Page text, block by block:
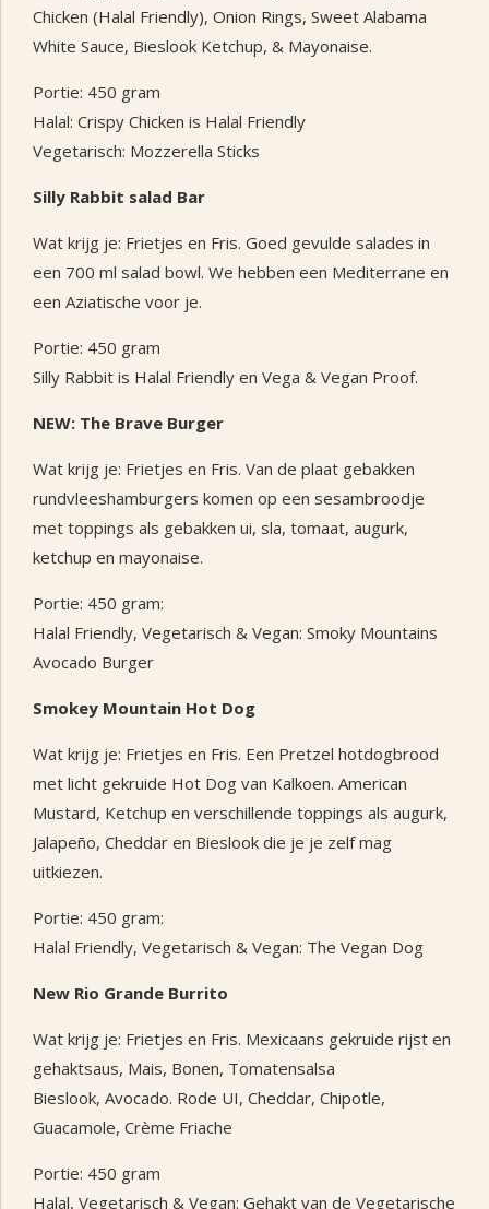
Chicken (Halal Friendly), Onion Rings, Sweet Alabama
White Sauce, Bieslook Ketchup, & Mayonaise.
Portie: 450 gram
Halal: Crispy Chicken is Halal Friendly
Vegetarisch: Mozzerella Sticks
Silly Rabbit salad Bar
Wat krijg je: Frietjes en Fris. Goed gevulde salades in
een 700 ml salad bowl. We hebben een Mediterrane en
een Aziatische voor je.
Portie: 450 gram
Silly Rabbit is Halal Friendly en Vega & Vegan Proof.
NEW: The Brave Burger
Wat krijg je: Frietjes en Fris. Van de plaat gebakken
rundvleeshamburgers komen op een sesambroodje
met toppings als gebakken ui, sla, tomaat, augurk,
ketchup en mayonaise.
Portie: 450 gram:
Halal Friendly, Vegetarisch & Vegan: Smoky Mountains
Avocado Burger
Smokey Mountain Hot Dog
Wat krijg je: Frietjes en Fris. Een Pretzel hotdogbrood
met licht gekruide Hot Dog van Kalkoen. American
Mustard, Ketchup en verschillende toppings als augurk,
Jalapeño, Cheddar en Bieslook die je je zelf mag
uitkiezen.
Portie: 450 gram:
Halal Friendly, Vegetarisch & Vegan: The Vegan Dog
New Rio Grande Burrito
Wat krijg je: Frietjes en Fris. Mexicaans gekruide rijst en
gehaktsaus, Mais, Bonen, Tomatensalsa
Bieslook, Avocado. Rode UI, Cheddar, Chipotle,
Guacamole, Crème Friache
Portie: 450 gram
Halal, Vegetarisch & Vegan: Gehakt van de Vegetarische